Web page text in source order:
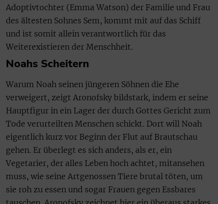
Adoptivtochter (Emma Watson) der Familie und Frau
des ältesten Sohnes Sem, kommt mit auf das Schiff
und ist somit allein verantwortlich für das
Weiterexistieren der Menschheit.
Noahs Scheitern
Warum Noah seinen jüngeren Söhnen die Ehe
verweigert, zeigt Aronofsky bildstark, indem er seine
Hauptfigur in ein Lager der durch Gottes Gericht zum
Tode verurteilten Menschen schickt. Dort will Noah
eigentlich kurz vor Beginn der Flut auf Brautschau
gehen. Er überlegt es sich anders, als er, ein
Vegetarier, der alles Leben hoch achtet, mitansehen
muss, wie seine Artgenossen Tiere brutal töten, um
sie roh zu essen und sogar Frauen gegen Essbares